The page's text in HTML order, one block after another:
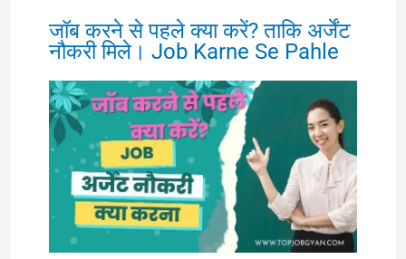
जॉब करने से पहले क्या करें? ताकि अर्जेंट
नौकरी मिले। Job Karne Se Pahle